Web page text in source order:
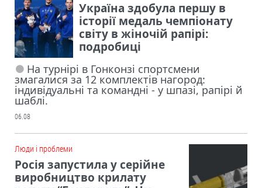
Україна здобула першу в
історії медаль чемпіонату
світу в жіночій рапірі:
подробиці
На турнірі в Гонконзі спортсмени
змагалися за 12 комплектів нагород:
індивідуальні та командні - у шпазі, рапірі й
шаблі.
06.08
Люди і проблеми
Росія запустила у серійне
виробництво крилату